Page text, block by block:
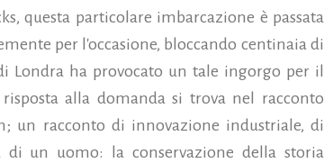
questa particolare imbarcazione è passata
per l'occasione, bloccando centinaia di
Londra ha provocato un tale ingorgo per il
alla domanda si trova nel racconto
un racconto di innovazione industriale, di
di un uomo: la conservazione della storia